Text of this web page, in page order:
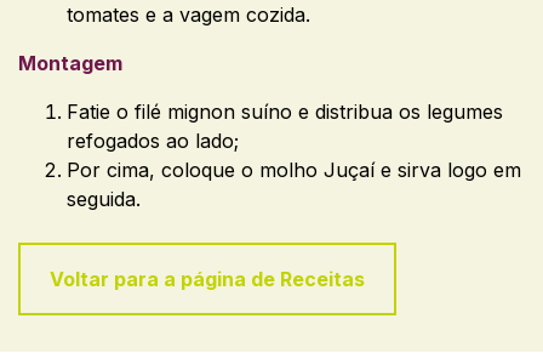
tomates e a vagem cozida.
Montagem
Fatie o filé mignon suíno e distribua os legumes
refogados ao lado;
Por cima, coloque o molho Juçaí e sirva logo em
seguida.
Voltar para a página de Receitas